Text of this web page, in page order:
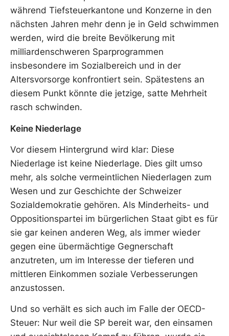
während Tiefsteuerkantone und Konzerne in den
nächsten Jahren mehr denn je in Geld schwimmen
werden, wird die breite Bevölkerung mit
milliardenschweren Sparprogrammen
insbesondere im Sozialbereich und in der
Altersvorsorge konfrontiert sein. Spätestens an
diesem Punkt könnte die jetzige, satte Mehrheit
rasch schwinden.
Keine Niederlage
Vor diesem Hintergrund wird klar: Diese
Niederlage ist keine Niederlage. Dies gilt umso
mehr, als solche vermeintlichen Niederlagen zum
Wesen und zur Geschichte der Schweizer
Sozialdemokratie gehören. Als Minderheits- und
Oppositionspartei im bürgerlichen Staat gibt es für
sie gar keinen anderen Weg, als immer wieder
gegen eine übermächtige Gegnerschaft
anzutreten, um im Interesse der tieferen und
mittleren Einkommen soziale Verbesserungen
anzustossen.
Und so verhält es sich auch im Falle der OECD-
Steuer: Nur weil die SP bereit war, den einsamen